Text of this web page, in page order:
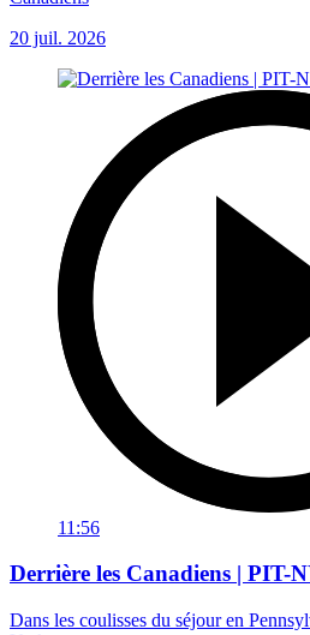
20 juil. 2026
11:56
Derrière les Canadiens | PIT-
Dans les coulisses du séjour en